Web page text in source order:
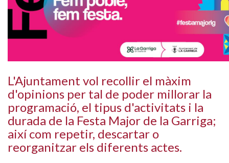
L'Ajuntament vol recollir el màxim
d'opinions per tal de poder millorar la
programació, el tipus d'activitats i la
durada de la Festa Major de la Garriga;
així com repetir, descartar o
reorganitzar els diferents actes.